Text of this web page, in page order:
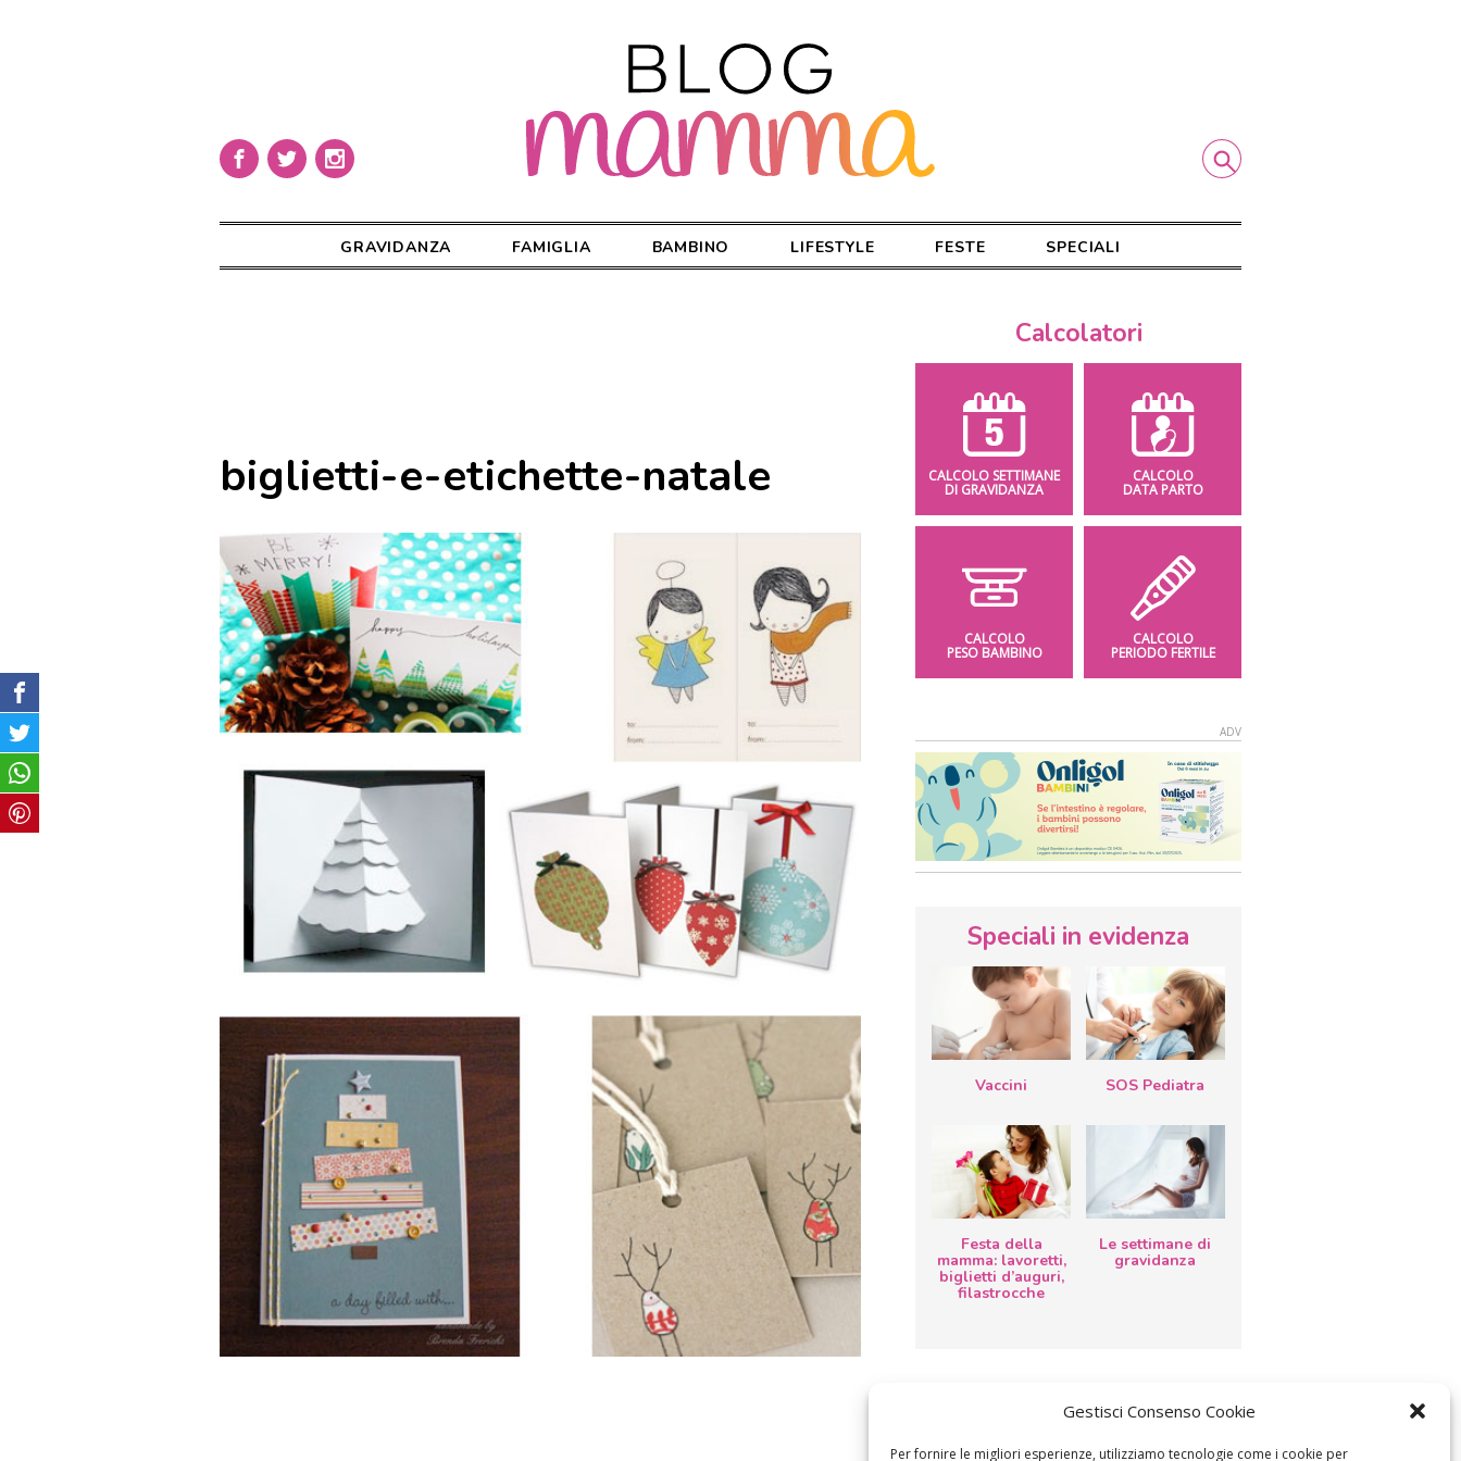
Gestisci Consenso Cookie
Per fornire le migliori esperienze, utilizziamo tecnologie come i cookie per
GRAVIDANZA FAMIGLIA BAMBINO LIFESTYLE FESTE SPECIALI
biglietti-e-etichette-natale
Calcolatori
CALCOLO SETTIMANE
DI GRAVIDANZA
CALCOLO
DATA PARTO
CALCOLO
PESO BAMBINO
CALCOLO
PERIODO FERTILE
Speciali in evidenza
Vaccini SOS Pediatra
Festa della
mamma: lavoretti,
biglietti d’auguri,
filastrocche
Le settimane di
gravidanza